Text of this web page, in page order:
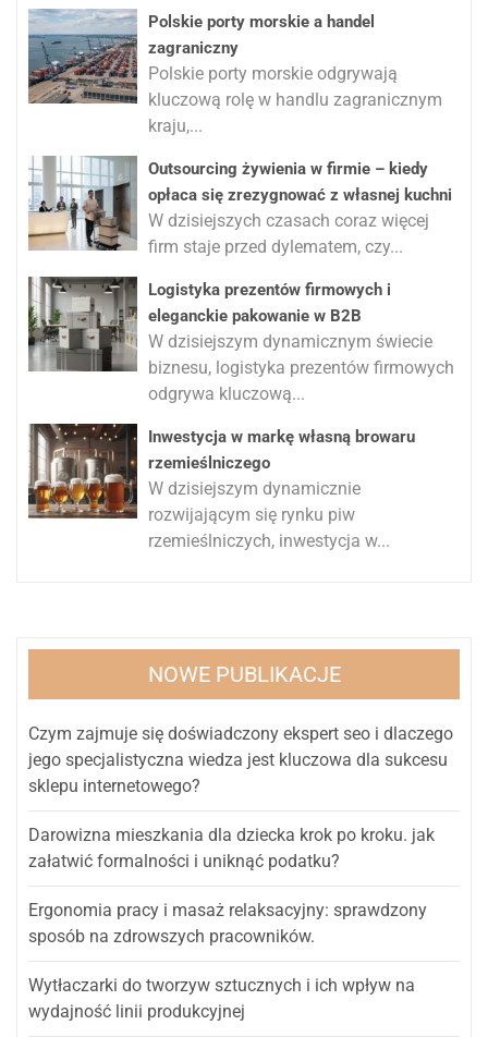
Polskie porty morskie a handel
zagraniczny
Polskie porty morskie odgrywają
kluczową rolę w handlu zagranicznym
kraju,...
Outsourcing żywienia w firmie – kiedy
opłaca się zrezygnować z własnej kuchni
W dzisiejszych czasach coraz więcej
firm staje przed dylematem, czy...
Logistyka prezentów firmowych i
eleganckie pakowanie w B2B
W dzisiejszym dynamicznym świecie
biznesu, logistyka prezentów firmowych
odgrywa kluczową...
Inwestycja w markę własną browaru
rzemieślniczego
W dzisiejszym dynamicznie
rozwijającym się rynku piw
rzemieślniczych, inwestycja w...
NOWE PUBLIKACJE
Czym zajmuje się doświadczony ekspert seo i dlaczego
jego specjalistyczna wiedza jest kluczowa dla sukcesu
sklepu internetowego?
Darowizna mieszkania dla dziecka krok po kroku. jak
załatwić formalności i uniknąć podatku?
Ergonomia pracy i masaż relaksacyjny: sprawdzony
sposób na zdrowszych pracowników.
Wytłaczarki do tworzyw sztucznych i ich wpływ na
wydajność linii produkcyjnej